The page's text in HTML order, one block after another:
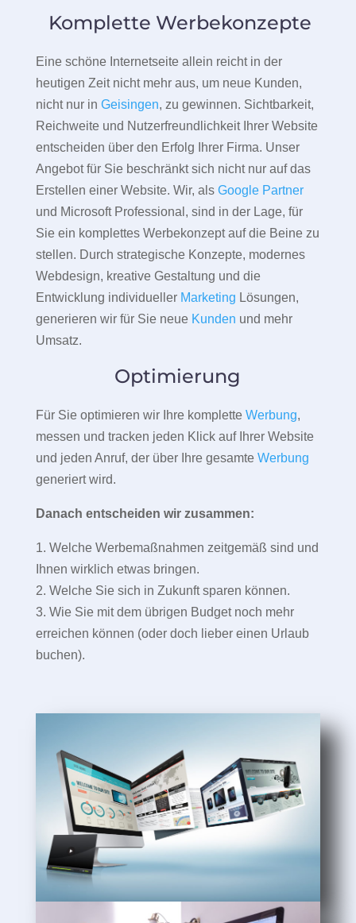
Komplette Werbekonzepte
Eine schöne Internetseite allein reicht in der
heutigen Zeit nicht mehr aus, um neue Kunden,
nicht nur in Geisingen, zu gewinnen. Sichtbarkeit,
Reichweite und Nutzerfreundlichkeit Ihrer Website
entscheiden über den Erfolg Ihrer Firma. Unser
Angebot für Sie beschränkt sich nicht nur auf das
Erstellen einer Website. Wir, als Google Partner
und Microsoft Professional, sind in der Lage, für
Sie ein komplettes Werbekonzept auf die Beine zu
stellen. Durch strategische Konzepte, modernes
Webdesign, kreative Gestaltung und die
Entwicklung individueller Marketing Lösungen,
generieren wir für Sie neue Kunden und mehr
Umsatz.
Optimierung
Für Sie optimieren wir Ihre komplette Werbung,
messen und tracken jeden Klick auf Ihrer Website
und jeden Anruf, der über Ihre gesamte Werbung
generiert wird.
Danach entscheiden wir zusammen:
1. Welche Werbemaßnahmen zeitgemäß sind und
Ihnen wirklich etwas bringen.
2. Welche Sie sich in Zukunft sparen können.
3. Wie Sie mit dem übrigen Budget noch mehr
erreichen können (oder doch lieber einen Urlaub
buchen).